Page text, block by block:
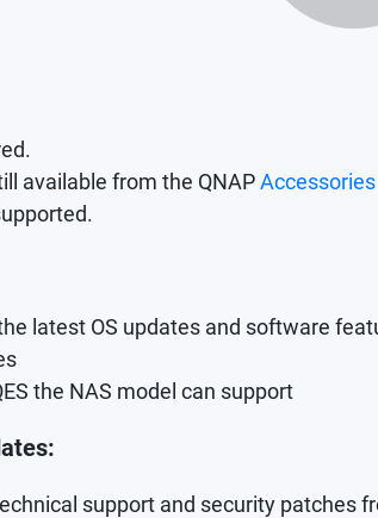
available from the QNAP
latest OS updates and software
the NAS model can support
support and security patches